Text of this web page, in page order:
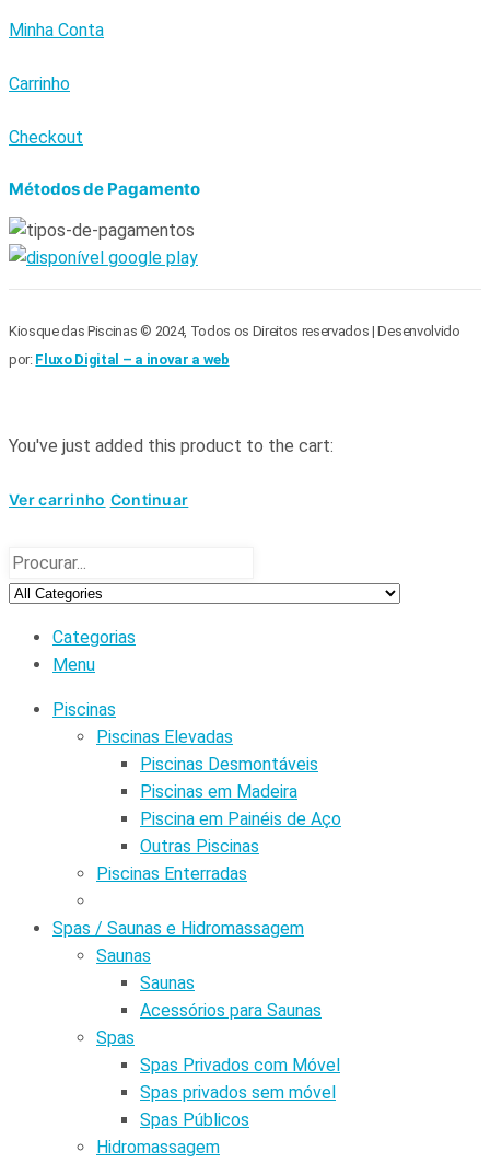
Minha Conta
Carrinho
Checkout
Métodos de Pagamento
Kiosque das Piscinas © 2024, Todos os Direitos reservados | Desenvolvido
por: Fluxo Digital – a inovar a web
You've just added this product to the cart:
Ver carrinho Continuar
Categorias
Menu
Piscinas
Piscinas Elevadas
Piscinas Desmontáveis
Piscinas em Madeira
Piscina em Painéis de Aço
Outras Piscinas
Piscinas Enterradas
Spas / Saunas e Hidromassagem
Saunas
Saunas
Acessórios para Saunas
Spas
Spas Privados com Móvel
Spas privados sem móvel
Spas Públicos
Hidromassagem